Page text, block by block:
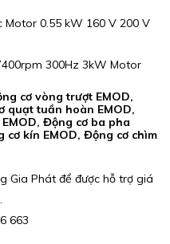
Motor 0.55 kW 160 V 200 V
300Hz 3kW Motor
cơ vòng trượt EMOD,
quạt tuần hoàn EMOD,
Động cơ ba pha
cơ kín EMOD, Động cơ chìm
Gia Phát để được hỗ trợ giá
663